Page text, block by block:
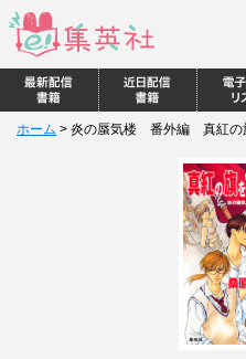
ホーム > 炎の蜃気楼 番外編 真紅の